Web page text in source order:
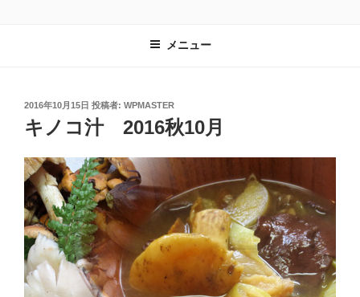
メニュー
投
稿
日:
2016年10月15日 投稿者: WPMASTER
キノコ汁 2016秋10月